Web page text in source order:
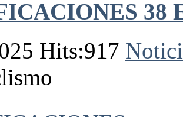
38
Hits:917